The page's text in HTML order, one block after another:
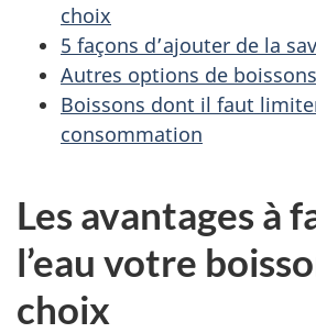
choix
5 façons d’ajouter de la
Autres options de
Boissons dont il faut
consommation
Les avantages à
l’eau votre
choix